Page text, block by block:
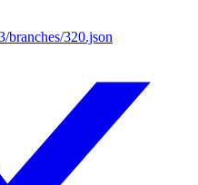
branches/320.json